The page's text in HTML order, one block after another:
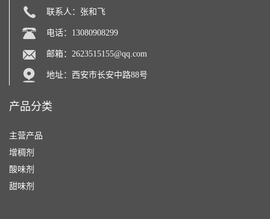
联系人：张和飞
电话：13080908299
邮箱： 2623515155@qq.com
地址：西安市长安中路88号
产品分类
主营产品
增稠剂
酸味剂
甜味剂